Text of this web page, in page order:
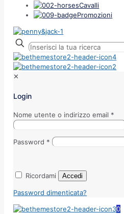
Cavalli
Promozioni
✕
Login
Nome utente o indirizzo email *
Password *
Ricordami Accedi
Password dimenticata?
0